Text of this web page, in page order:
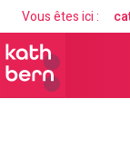
Vous êtes ici :